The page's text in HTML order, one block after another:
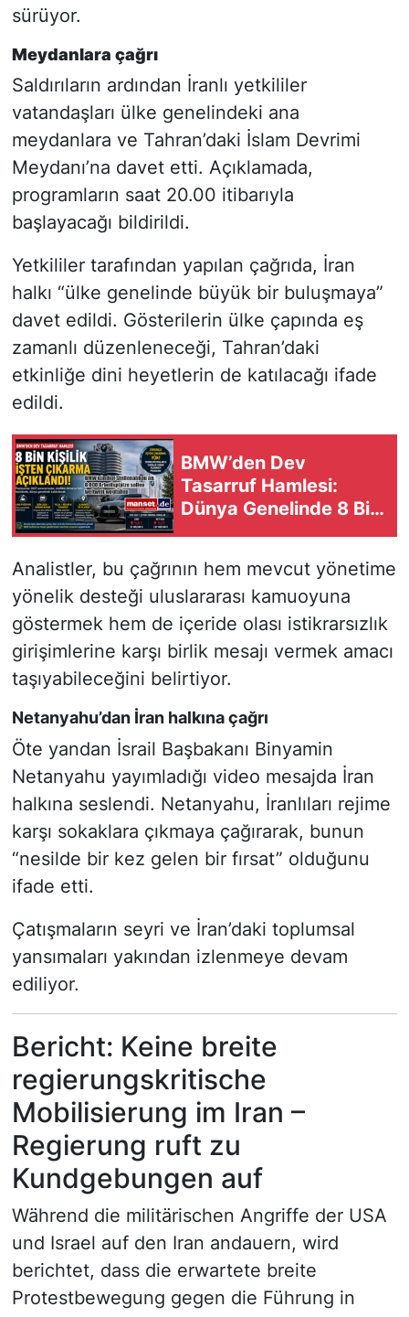
sürüyor.
Meydanlara çağrı
Saldırıların ardından İranlı yetkililer
vatandaşları ülke genelindeki ana
meydanlara ve Tahran’daki İslam Devrimi
Meydanı’na davet etti. Açıklamada,
programların saat 20.00 itibarıyla
başlayacağı bildirildi.
Yetkililer tarafından yapılan çağrıda, İran
halkı “ülke genelinde büyük bir buluşmaya”
davet edildi. Gösterilerin ülke çapında eş
zamanlı düzenleneceği, Tahran’daki
etkinliğe dini heyetlerin de katılacağı ifade
edildi.
BMW’den Dev
Tasarruf Hamlesi:
Dünya Genelinde 8 Bin
Pozisyon Kaldırılacak
Analistler, bu çağrının hem mevcut yönetime
yönelik desteği uluslararası kamuoyuna
göstermek hem de içeride olası istikrarsızlık
girişimlerine karşı birlik mesajı vermek amacı
taşıyabileceğini belirtiyor.
Netanyahu’dan İran halkına çağrı
Öte yandan İsrail Başbakanı Binyamin
Netanyahu yayımladığı video mesajda İran
halkına seslendi. Netanyahu, İranlıları rejime
karşı sokaklara çıkmaya çağırarak, bunun
“nesilde bir kez gelen bir fırsat” olduğunu
ifade etti.
Çatışmaların seyri ve İran’daki toplumsal
yansımaları yakından izlenmeye devam
ediliyor.
Bericht: Keine breite
regierungskritische
Mobilisierung im Iran –
Regierung ruft zu
Kundgebungen auf
Während die militärischen Angriffe der USA
und Israel auf den Iran andauern, wird
berichtet, dass die erwartete breite
Protestbewegung gegen die Führung in